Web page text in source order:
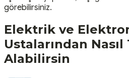
görebilirsiniz.
Elektrik ve
Ustalarından
Alabilirsin